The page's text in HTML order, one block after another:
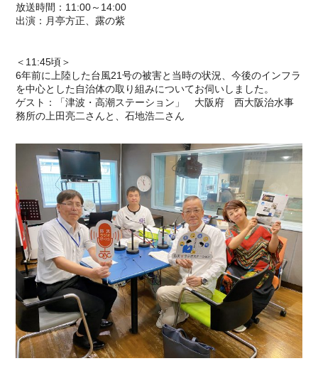
放送時間：11:00～14:00
出演：月亭方正、露の紫
＜11:45頃＞
6年前に上陸した台風21号の被害と当時の状況、今後のインフラ
を中心とした自治体の取り組みについてお伺いしました。
ゲスト：「津波・高潮ステーション」 大阪府 西大阪治水事
務所の上田亮二さんと、石地浩二さん